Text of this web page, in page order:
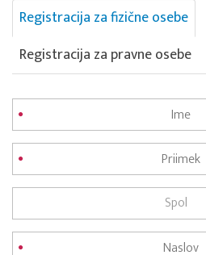
Registracija za fizične osebe
Registracija za pravne osebe
Spol